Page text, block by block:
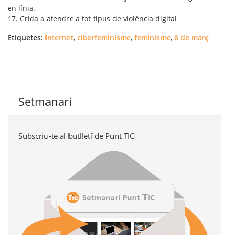
en línia.
17. Crida a atendre a tot tipus de violència digital
Etiquetes: Internet, ciberfeminisme, feminisme, 8 de març
Setmanari
Subscriu-te al butlletí de Punt TIC